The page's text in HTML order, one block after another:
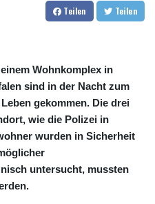
Teilen Teilen
Wohnkomplex in
sind in der Nacht zum
gekommen. Die drei
wie die Polizei in
wurden in Sicherheit
untersucht, mussten